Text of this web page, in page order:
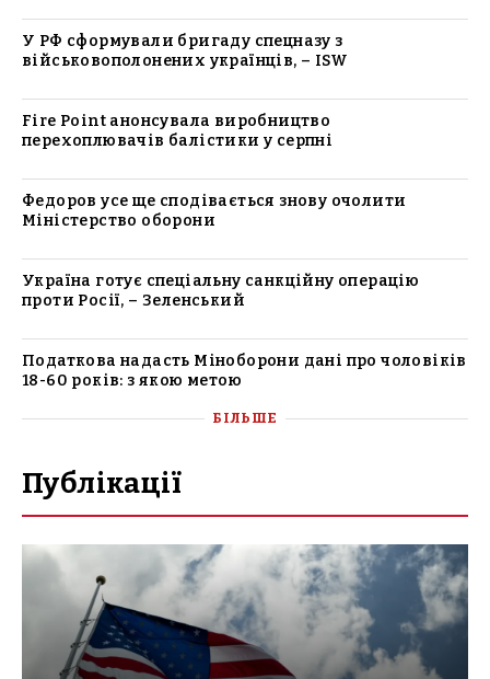
У РФ сформували бригаду спецназу з
військовополонених українців, – ISW
Fire Point анонсувала виробництво
перехоплювачів балістики у серпні
Федоров усе ще сподівається знову очолити
Міністерство оборони
Україна готує спеціальну санкційну операцію
проти Росії, – Зеленський
Податкова надасть Міноборони дані про чоловіків
18-60 років: з якою метою
БІЛЬШЕ
Публікації